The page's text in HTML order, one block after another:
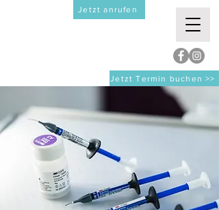
Jetzt Termin buchen >>
Jetzt anrufen